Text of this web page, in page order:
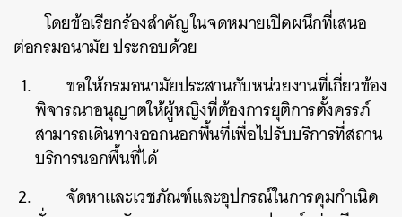
โดยข้อเรียกร้องสำคัญในจดหมายเปิดผนึกที่เสนอ
ต่อกรมอนามัย ประกอบด้วย
ขอให้กรมอนามัยประสานกับหน่วยงานที่เกี่ยวข้อง
พิจารณาอนุญาตให้ผู้หญิงที่ต้องการยุติการตั้งครรภ์
สามารถเดินทางออกนอกพื้นที่เพื่อไปรับบริการที่สถาน
บริการนอกพื้นที่ได้
จัดหาและเวชภัณฑ์และอุปกรณ์ในการคุมกำเนิด